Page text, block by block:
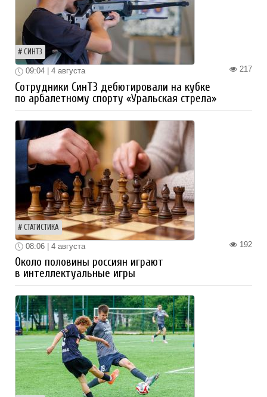
СИНТЗ
217
09:04 | 4 августа
Сотрудники СинТЗ дебютировали на кубке
по арбалетному спорту «Уральская стрела»
СТАТИСТИКА
192
08:06 | 4 августа
Около половины россиян играют
в интеллектуальные игры